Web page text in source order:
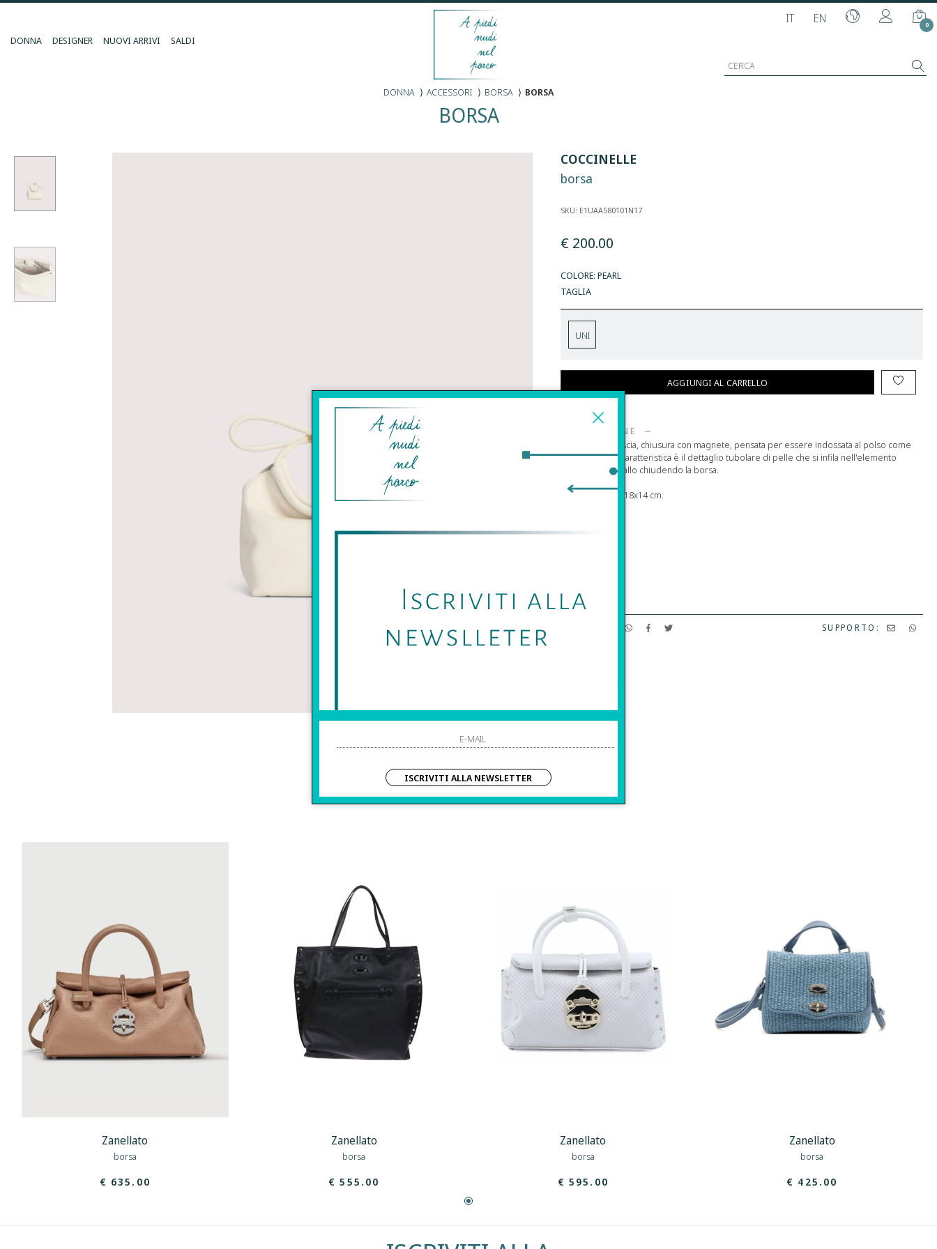
IT EN 0
DONNA DESIGNER NUOVI ARRIVI SALDI
DONNA ⟩ ACCESSORI ⟩ BORSA ⟩ BORSA
BORSA
COCCINELLE
borsa
SKU: E1UAA580101N17
€ 200.00
COLORE: PEARL
TAGLIA
UNI
AGGIUNGI AL CARRELLO
DESCRIZIONE
Borsa in pelle liscia, chiusura con magnete, pensata per essere indossata al polso come
un bracciale, la caratteristica è il dettaglio tubolare di pelle che si infila nell'elemento
circolare di metallo chiudendo la borsa.
Dimensioni: 18x18x14 cm.
SUPPORTO:
POTREBBE PIACERTI ANCHE:
Zanellato
borsa
€ 635.00
Zanellato
borsa
€ 555.00
Zanellato
borsa
€ 595.00
Zanellato
borsa
€ 425.00
ISCRIVITI ALLA NEWSLETTER